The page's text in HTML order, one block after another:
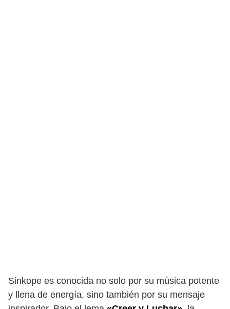
Sinkope es conocida no solo por su música potente
y llena de energía, sino también por su mensaje